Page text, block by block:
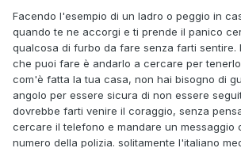
Facendo l'esempio di un ladro o peggio in
quando te ne accorgi e ti prende il panico
qualcosa di furbo da fare senza farti sentire.
che puoi fare è andarlo a cercare per
com'è fatta la tua casa, non hai bisogno di
angolo per essere sicura di non essere
dovrebbe farti venire il coraggio, senza
cercare il telefono e mandare un messaggio
numero della polizia. solitamente l'italiano